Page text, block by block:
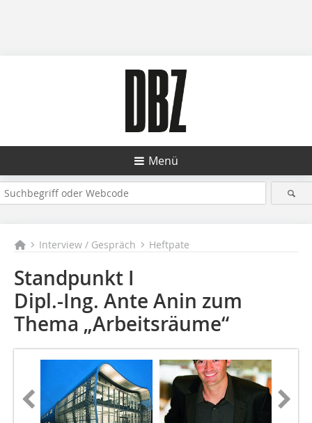
Menü
Interview / Gespräch Heftpate
Standpunkt I
Dipl.-Ing. Ante Anin zum
Thema „Arbeitsräume“